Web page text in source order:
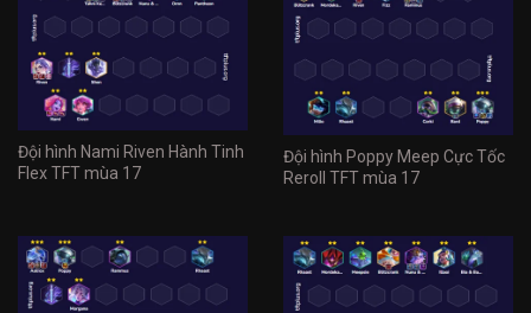
Đội hình Nami Riven Hành Tinh
Flex TFT mùa 17
Đội hình Poppy Meep Cực Tốc
Reroll TFT mùa 17